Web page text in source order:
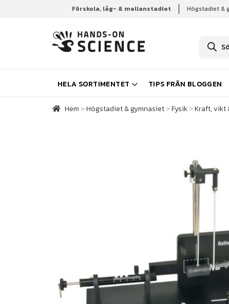
Förskola, låg- & mellanstadiet Högstadiet &
u
k
t
s
ö
k
HELA SORTIMENTET TIPS FRÅN BLOGGEN
Hem Högstadiet & gymnasiet Fysik Kraft, vikt
Hem >Högstadiet & gymnasiet>Fysik>Kraft, vikt